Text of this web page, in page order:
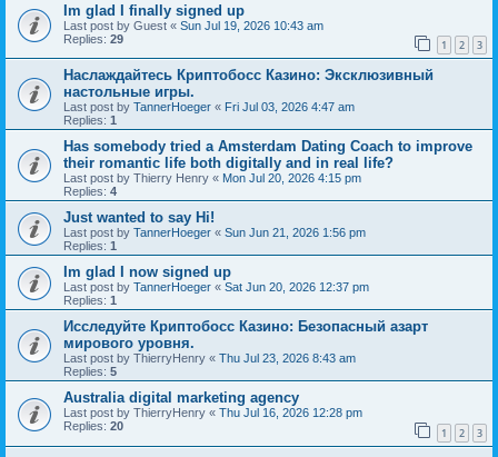
Im glad I finally signed up
Last post by Guest « Sun Jul 19, 2026 10:43 am
Replies: 29 1 2 3
Наслаждайтесь Криптобосс Казино: Эксклюзивный
настольные игры.
Last post by TannerHoeger « Fri Jul 03, 2026 4:47 am
Replies: 1
Has somebody tried a Amsterdam Dating Coach to improve
their romantic life both digitally and in real life?
Last post by Thierry Henry « Mon Jul 20, 2026 4:15 pm
Replies: 4
Just wanted to say Hi!
Last post by TannerHoeger « Sun Jun 21, 2026 1:56 pm
Replies: 1
Im glad I now signed up
Last post by TannerHoeger « Sat Jun 20, 2026 12:37 pm
Replies: 1
Исследуйте Криптобосс Казино: Безопасный азарт
мирового уровня.
Last post by ThierryHenry « Thu Jul 23, 2026 8:43 am
Replies: 5
Australia digital marketing agency
Last post by ThierryHenry « Thu Jul 16, 2026 12:28 pm
Replies: 20 1 2 3